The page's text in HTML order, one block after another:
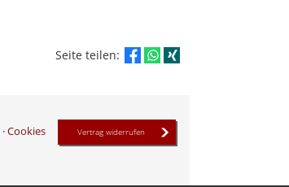
Seite teilen:
·Cookies Vertrag widerrufen